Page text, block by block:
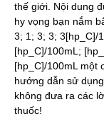
thế giới. Nội dung
hy vọng bạn nắm
3; 1; 3; 3; 3[hp_C]/
[hp_C]/100mL;
[hp_C]/100mL một
hướng dẫn sử
không đưa ra các
thuốc!